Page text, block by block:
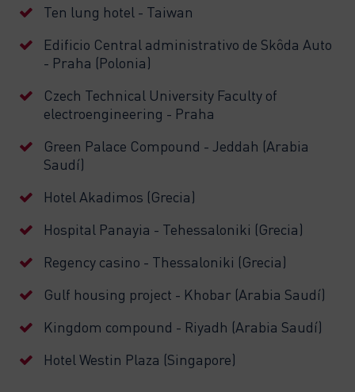
Ten lung hotel - Taiwan
Edificio Central administrativo de Skôda Auto
- Praha (Polonia)
Czech Technical University Faculty of
electroengineering - Praha
Green Palace Compound - Jeddah (Arabia
Saudí)
Hotel Akadimos (Grecia)
Hospital Panayia - Tehessaloniki (Grecia)
Regency casino - Thessaloniki (Grecia)
Gulf housing project - Khobar (Arabia Saudí)
Kingdom compound - Riyadh (Arabia Saudí)
Hotel Westin Plaza (Singapore)